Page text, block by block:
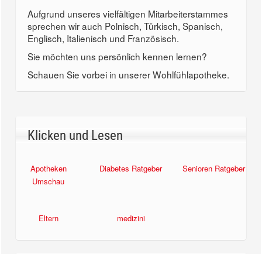
Aufgrund unseres vielfältigen Mitarbeiterstammes
sprechen wir auch Polnisch, Türkisch, Spanisch,
Englisch, Italienisch und Französisch.
Sie möchten uns persönlich kennen lernen?
Schauen Sie vorbei in unserer Wohlfühlapotheke.
Klicken und Lesen
Apotheken
Umschau
Diabetes Ratgeber Senioren Ratgeber
Eltern medizini